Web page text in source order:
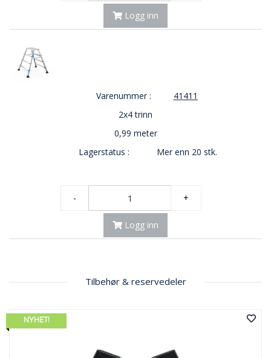
Logg inn
Varenummer :
41411
2x4 trinn
0,99 meter
Lagerstatus :
Mer enn 20 stk.
- +
Logg inn
Tilbehør & reservedeler
NYHET!
U
T